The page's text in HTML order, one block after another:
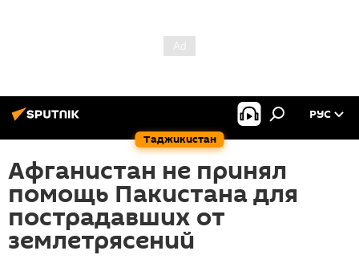
Таджикистан
РУС
Афганистан не принял
помощь Пакистана для
пострадавших от
землетрясений